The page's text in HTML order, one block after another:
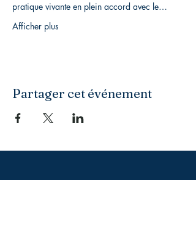
pratique vivante en plein accord avec le…
Afficher plus
Partager cet événement